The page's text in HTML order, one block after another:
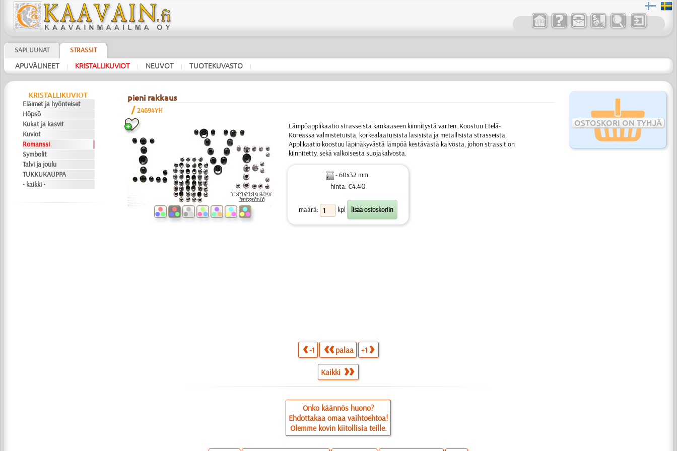
SAPLUUNAT STRASSIT
APUVÄLINEET | KRISTALLIKUVIOT | NEUVOT | TUOTEKUVASTO |
KRISTALLIKUVIOT
Eläimet ja hyönteiset
Höpsö
Kukat ja kasvit
Kuviot
Romanssi
Symbolit
Talvi ja joulu
TUKKUKAUPPA
• kaikki •
OSTOSKORI ON TYHJÄ
pieni rakkaus
/24694YH
Lämpöapplikaatio strasseista kankaaseen kiinnitystä varten. Koostuu Etelä-
Koreassa valmistetuista, korkealaatuisista lasisista ja metallisista strasseista.
Applikaatio koostuu läpinäkyvästä lämpöä kestävästä kalvosta, johon strassit on
kiinnitetty, sekä valkoisesta suojakalvosta.
- 60x32 mm.
hinta: €4.40
määrä: kpl
-1 palaa +1
Kaikki
Onko käännös huono?
Ehdottakaa omaa vaihtoehtoa!
Olemme kovin kiitollisia teille.